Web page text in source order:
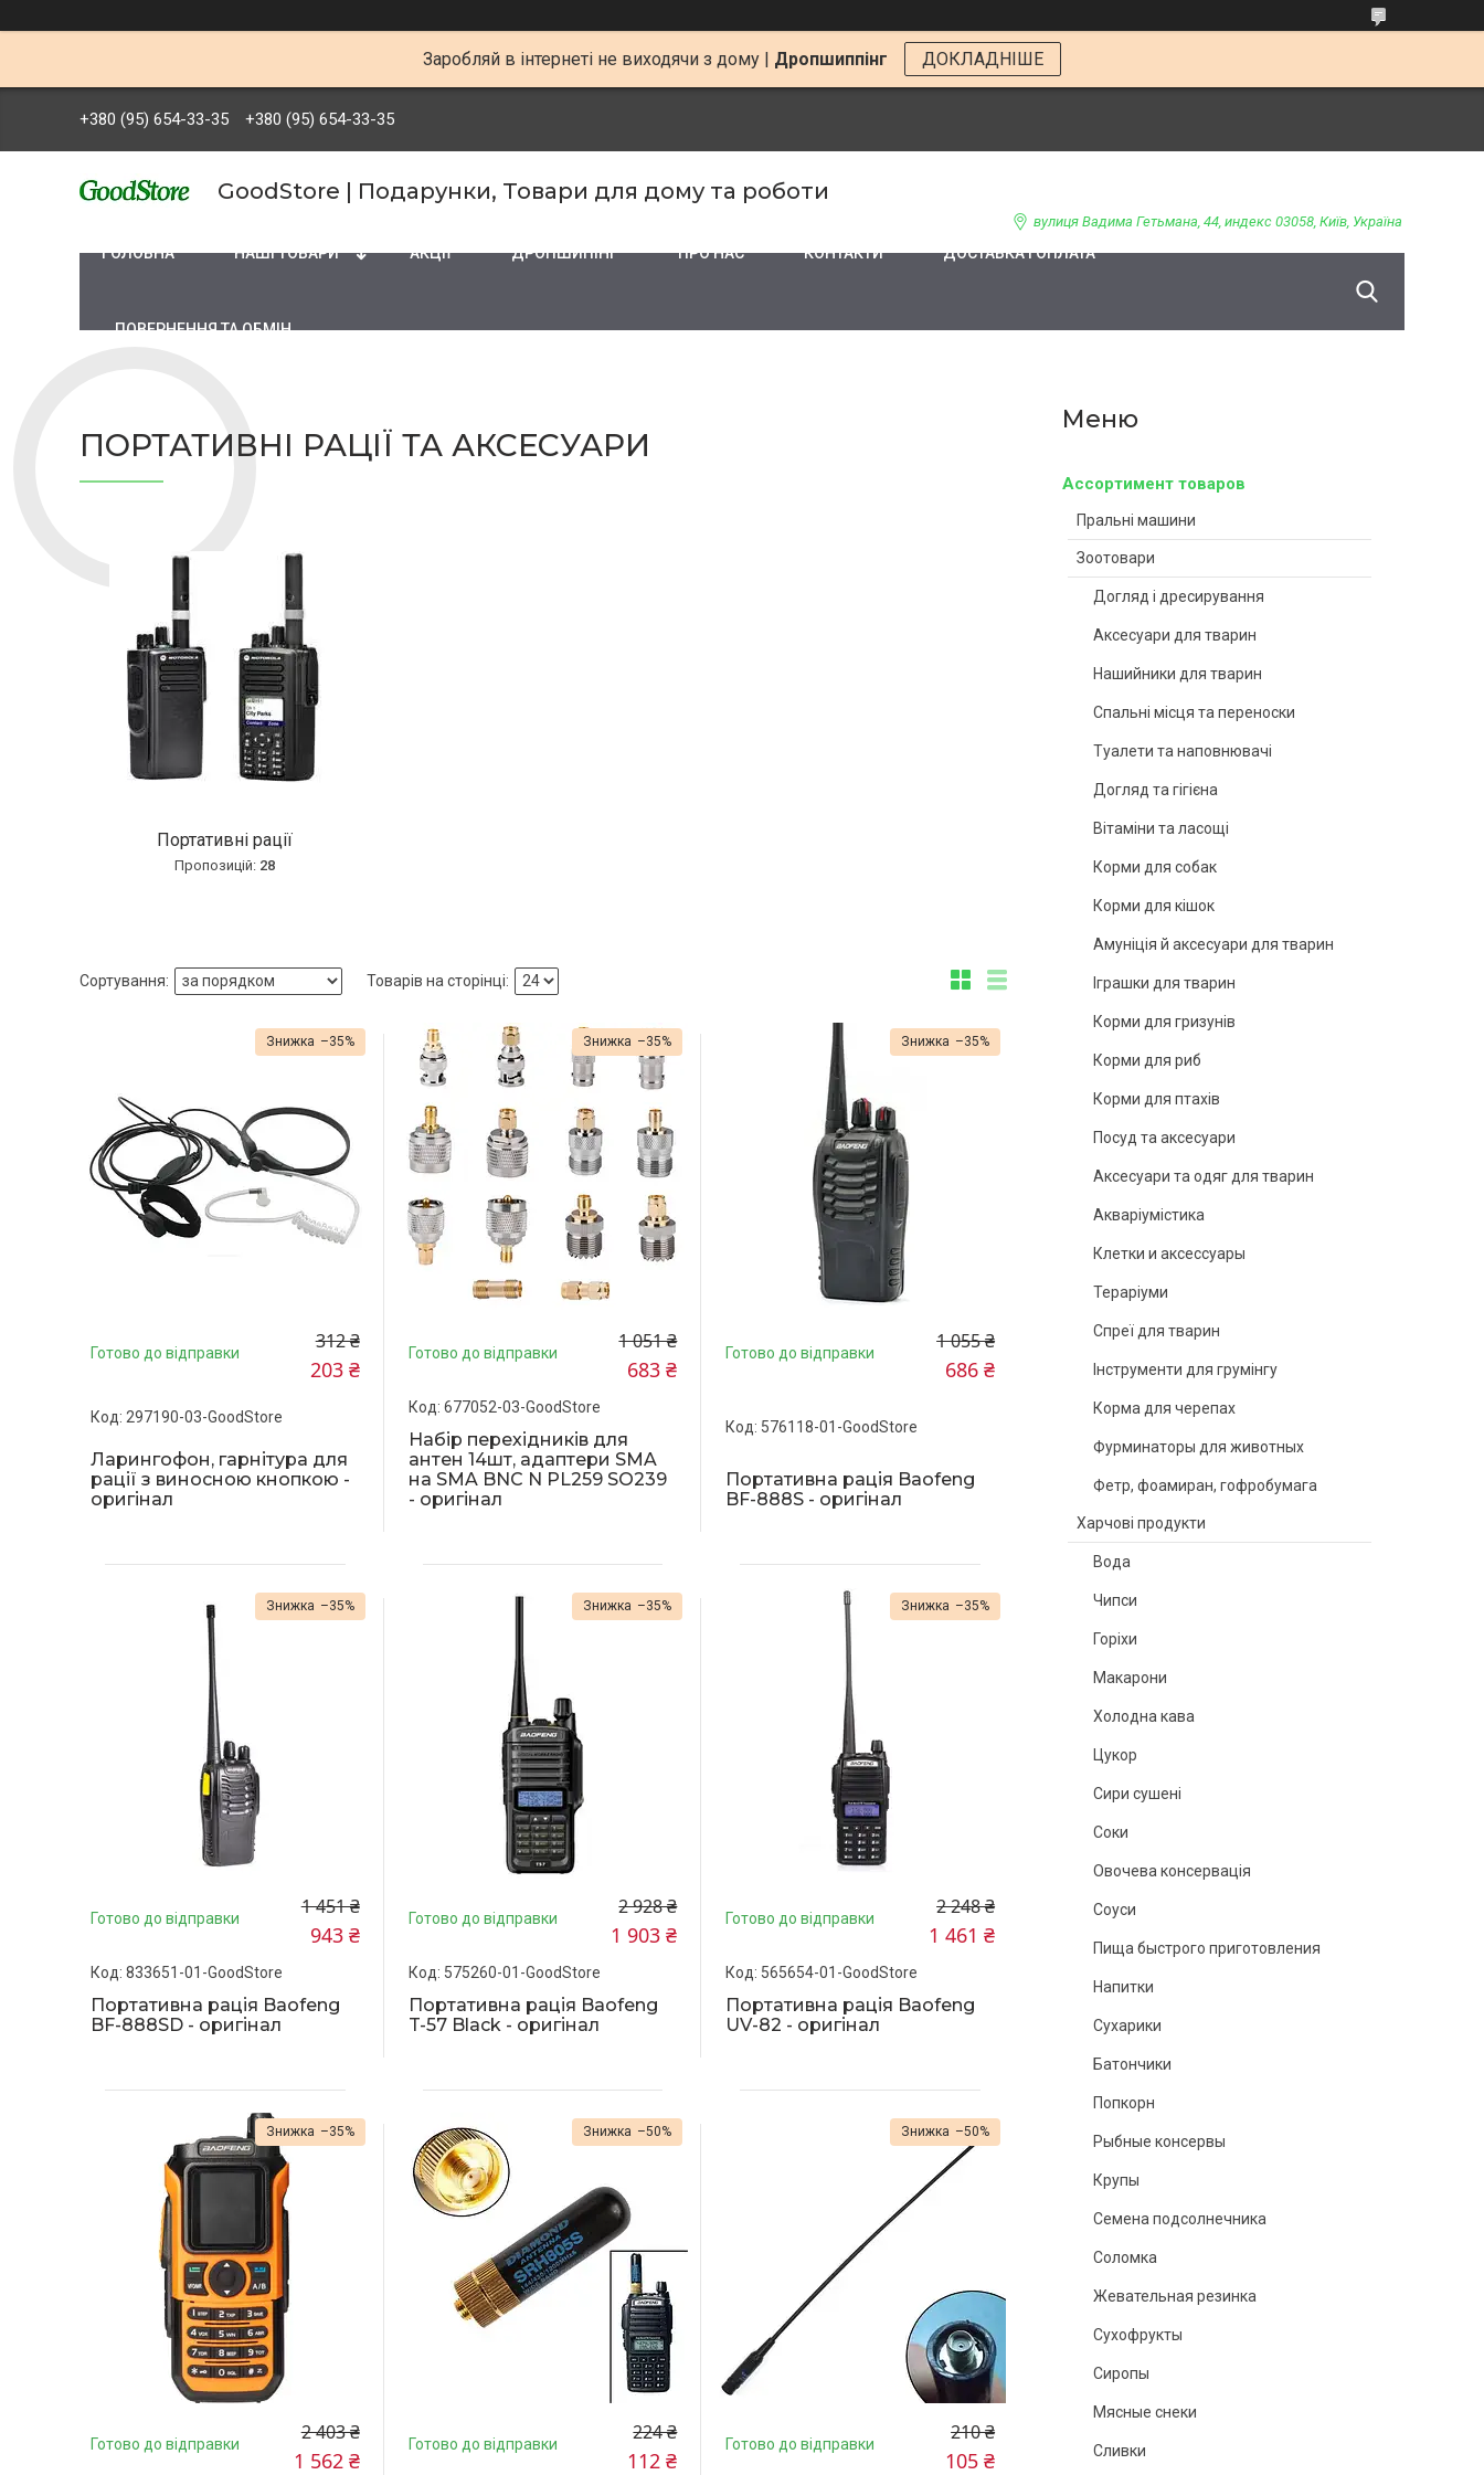
Заробляй в інтернеті не виходячи з дому | Дропшиппінг ДОКЛАДНІШЕ
+380 (95) 654-33-35 +380 (95) 654-33-35
GoodStore | Подарунки, Товари для дому та роботи
вулиця Вадима Гетьмана, 44, индекс 03058, Київ, Україна
ГОЛОВНА НАШІ ТОВАРИ АКЦІЇ ДРОПШИПІНГ ПРО НАС КОНТАКТИ ДОСТАВКА І ОПЛАТА
ПОВЕРНЕННЯ ТА ОБМІН
Ассортимент товаров
Пральні машини
Зоотовари
Догляд і дресирування
Аксесуари для тварин
Нашийники для тварин
Спальні місця та переноски
Туалети та наповнювачі
Догляд та гігієна
Вітаміни та ласощі
Корми для собак
Корми для кішок
Амуніція й аксесуари для тварин
Іграшки для тварин
Корми для гризунів
Корми для риб
Корми для птахів
Посуд та аксесуари
Аксесуари та одяг для тварин
Акваріумістика
Клетки и аксессуары
Тераріуми
Спреї для тварин
Інструменти для грумінгу
Корма для черепах
Фурминаторы для животных
Фетр, фоамиран, гофробумага
Харчові продукти
Вода
Чипси
Горіхи
Макарони
Холодна кава
Цукор
Сири сушені
Соки
Овочева консервація
Соуси
Пища быстрого приготовления
Напитки
Сухарики
Батончики
Попкорн
Рыбные консервы
Крупы
Семена подсолнечника
Соломка
Жевательная резинка
Сухофрукты
Сиропы
Мясные снеки
Сливки
ПОРТАТИВНІ РАЦІЇ ТА АКСЕСУАРИ
Портативні рації
28
–35%
Готово до відправки 312 ₴
203 ₴
297190-03-GoodStore
Ларингофон, гарнітура для
рації з виносною кнопкою -
оригінал
–35%
Готово до відправки 1 051 ₴
683 ₴
677052-03-GoodStore
Набір перехідників для
антен 14шт, адаптери SMA
на SMA BNC N PL259 SO239
- оригінал
–35%
Готово до відправки 1 055 ₴
686 ₴
576118-01-GoodStore
Портативна рація Baofeng
BF-888S - оригінал
–35%
Готово до відправки 1 451 ₴
943 ₴
833651-01-GoodStore
Портативна рація Baofeng
BF-888SD - оригінал
–35%
Готово до відправки 2 928 ₴
1 903 ₴
575260-01-GoodStore
Портативна рація Baofeng
T-57 Black - оригінал
–35%
Готово до відправки 2 248 ₴
1 461 ₴
565654-01-GoodStore
Портативна рація Baofeng
UV-82 - оригінал
–35%
Готово до відправки 2 403 ₴
1 562 ₴
–50%
Готово до відправки 224 ₴
112 ₴
–50%
Готово до відправки 210 ₴
105 ₴